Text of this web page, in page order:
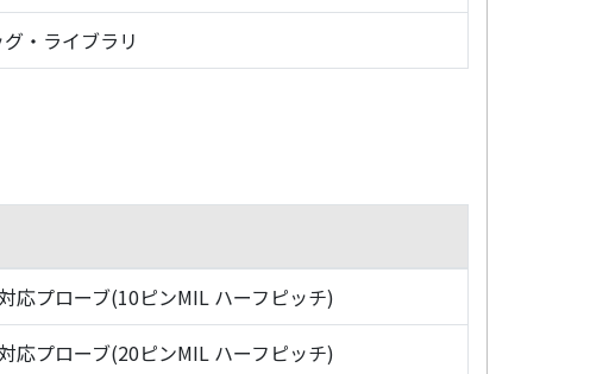
・ライブラリ
応プローブ(10ピンMIL ハーフピッチ)
応プローブ(20ピンMIL ハーフピッチ)